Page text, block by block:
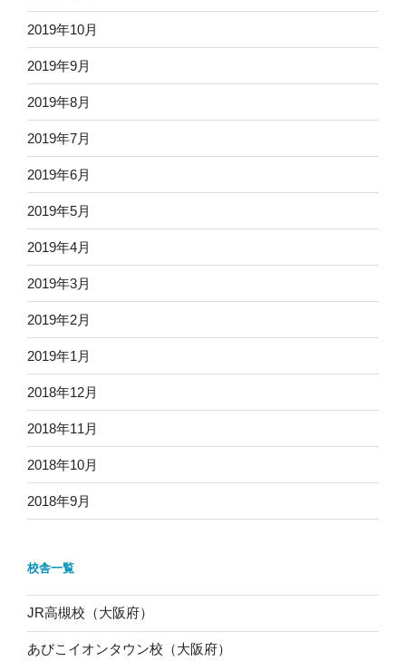
2019年10月
2019年9月
2019年8月
2019年7月
2019年6月
2019年5月
2019年4月
2019年3月
2019年2月
2019年1月
2018年12月
2018年11月
2018年10月
2018年9月
校舎一覧
JR高槻校（大阪府）
あびこイオンタウン校（大阪府）